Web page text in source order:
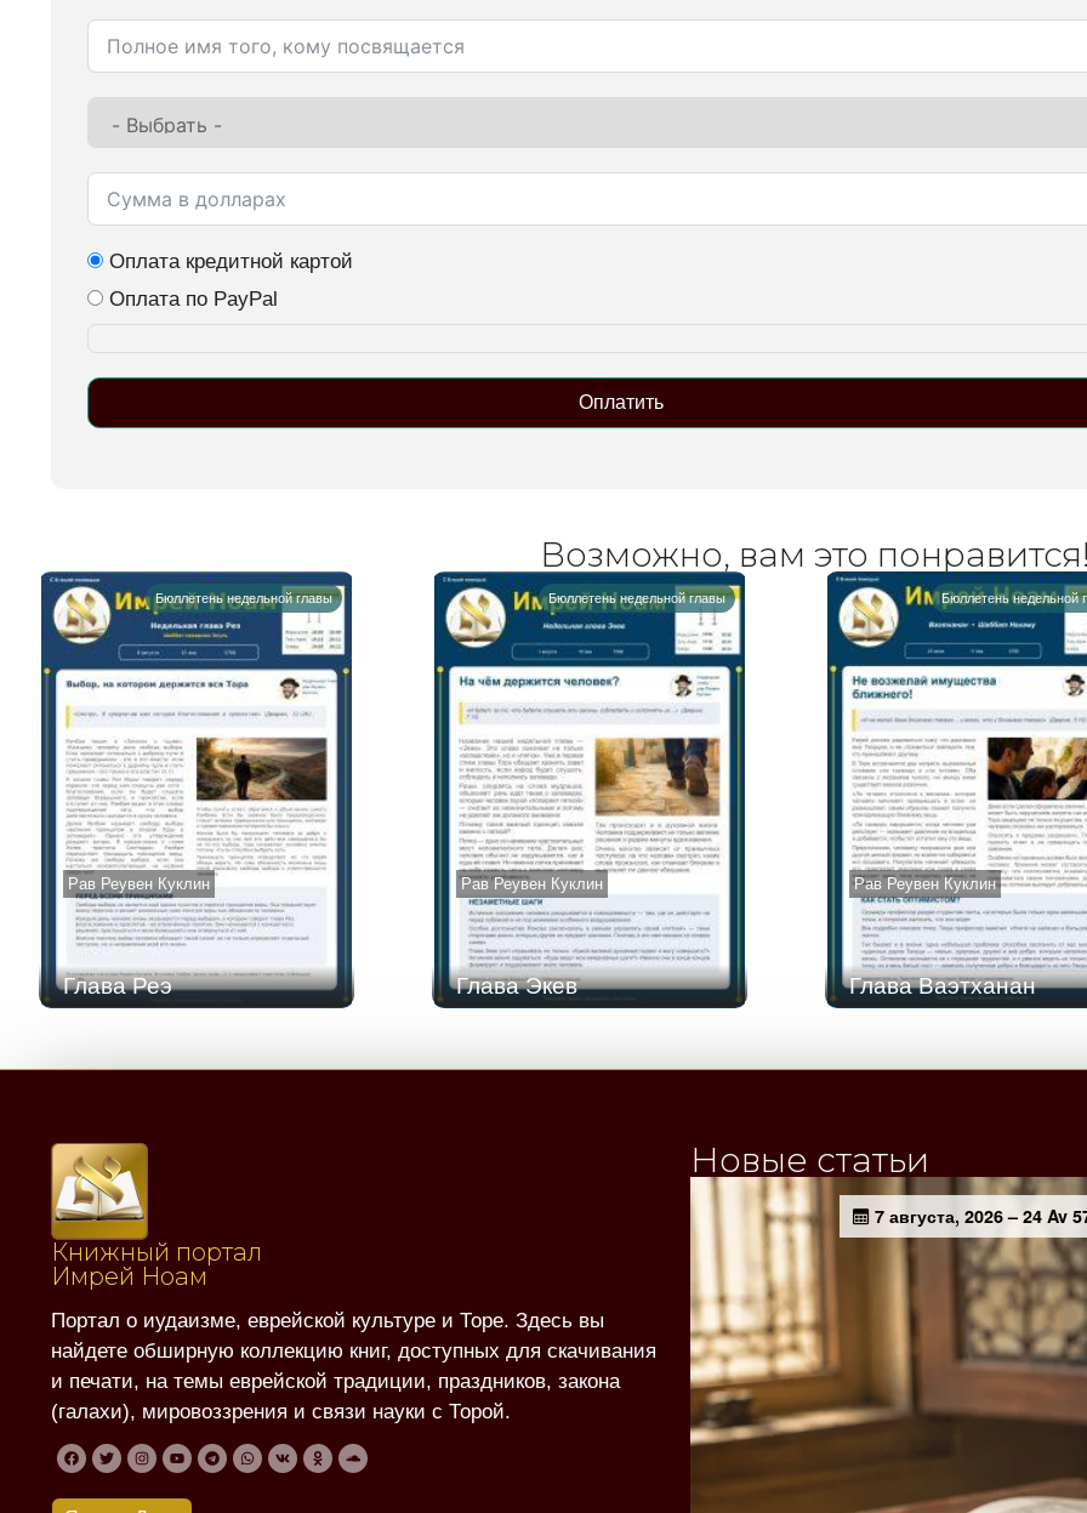
Оплата кредитной картой
Оплата по PayPal
Оплатить
Возможно, вам это понравится!
Бюллетень недельной главы
Рав Реувен Куклин
Глава Реэ
Бюллетень недельной главы
Рав Реувен Куклин
Глава Экев
Бюллетень недельной
Рав Реувен Куклин
Глава Ваэтханан
Книжный портал
Имрей Ноам
Портал о иудаизме, еврейской культуре и Торе. Здесь вы
найдете обширную коллекцию книг, доступных для скачивания
и печати, на темы еврейской традиции, праздников, закона
(галахи), мировоззрения и связи науки с Торой.
Новые статьи